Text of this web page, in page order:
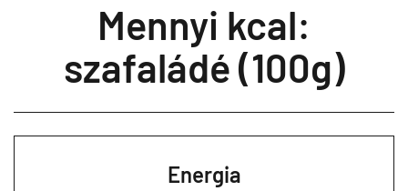
Mennyi kcal:
szafaládé (100g)
Energia